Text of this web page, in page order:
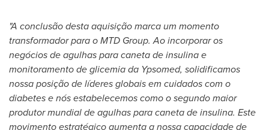
"A conclusão desta aquisição marca um momento
transformador para o MTD Group. Ao incorporar os
negócios de agulhas para caneta de insulina e
monitoramento de glicemia da Ypsomed, solidificamos
nossa posição de líderes globais em cuidados com o
diabetes e nós estabelecemos como o segundo maior
produtor mundial de agulhas para caneta de insulina. Este
movimento estratégico aumenta a nossa capacidade de